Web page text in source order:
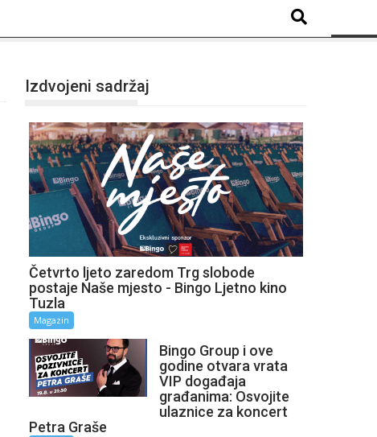
Izdvojeni sadržaj
Četvrto ljeto zaredom Trg slobode
postaje Naše mjesto - Bingo Ljetno kino
Tuzla
Magazin
Bingo Group i ove
godine otvara vrata
VIP događaja
građanima: Osvojite
ulaznice za koncert
Petra Graše